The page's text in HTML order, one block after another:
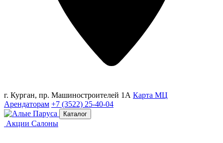
г. Курган, пр. Машиностроителей 1А Карта МЦ
Арендаторам +7 (3522) 25-40-04
Каталог
Акции Салоны